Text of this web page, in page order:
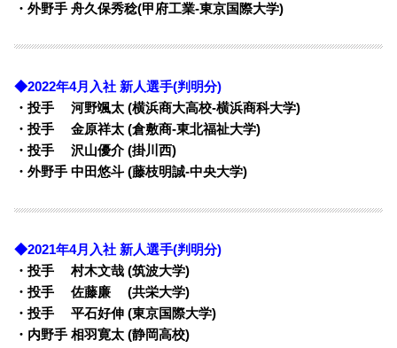
・外野手 舟久保秀稔(甲府工業-東京国際大学)
◆2022年4月入社 新人選手(判明分)
・投手 河野颯太 (横浜商大高校-横浜商科大学)
・投手 金原祥太 (倉敷商-東北福祉大学)
・投手 沢山優介 (掛川西)
・外野手 中田悠斗 (藤枝明誠-中央大学)
◆2021年4月入社 新人選手(判明分)
・投手 村木文哉 (筑波大学)
・投手 佐藤廉 (共栄大学)
・投手 平石好伸 (東京国際大学)
・内野手 相羽寛太 (静岡高校)